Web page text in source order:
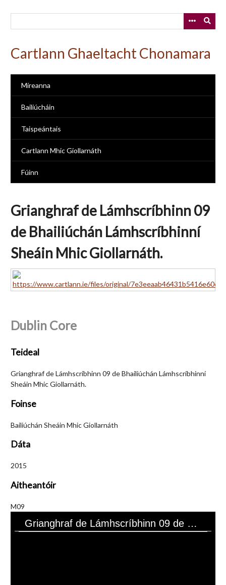
Cartlann Ghaeltacht Chonamara
Míreanna
Bailiúcháin
Taispeántais
Cartlann Mhic Giollarnáth
Fúinn
Grianghraf de Lámhscríbhinn 09
de Bhailiúchán Lámhscríbhinní
Sheáin Mhic Giollarnáth.
Dublin Core
Teideal
Grianghraf de Lámhscríbhinn 09 de Bhailiúchán Lámhscríbhinní
Sheáin Mhic Giollarnáth.
Foinse
Bailiúchán Sheáin Mhic Giollarnáth
Dáta
2015
Aitheantóir
M09
Grianghraf de Lámhscríbhinn 09 de Bhailiúchán Lámhscríbhinní Sheáin Mhic Giollarnáth.